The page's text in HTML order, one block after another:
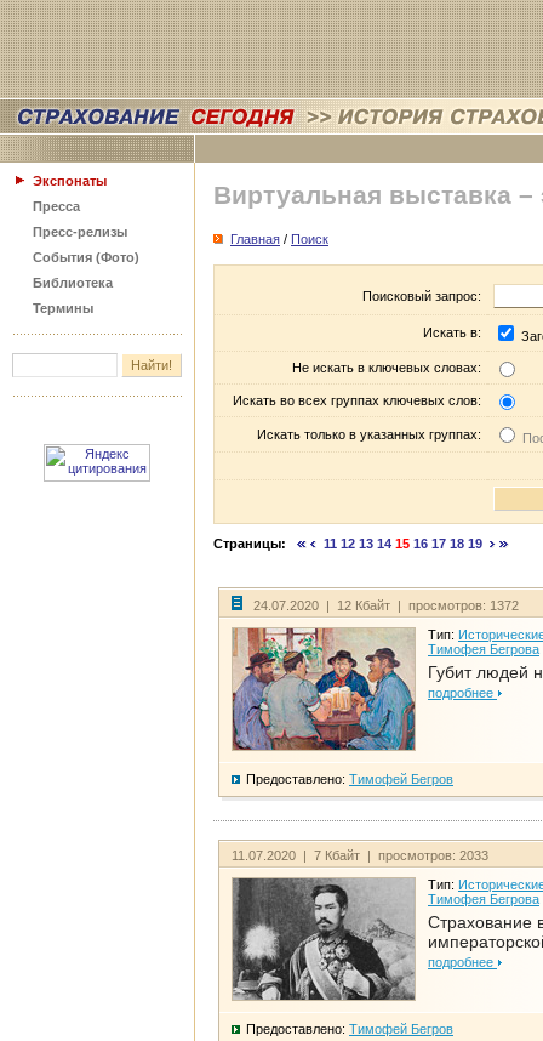
Экспонаты
Пресса
Пресс-релизы
События (Фото)
Библиотека
Термины
Виртуальная выставка –
Главная / Поиск
Поисковый запрос:
Искать в:
Не искать в ключевых словах:
Искать во всех группах ключевых слов:
Искать только в указанных группах:
Страницы: 11 12 13 14 15 16 17 18 19
24.07.2020 | 12 Кбайт | просмотров: 1372
Тип:
Тимофея Бегрова
Губит людей
подробнее
Предоставлено: Тимофей Бегров
11.07.2020 | 7 Кбайт | просмотров: 2033
Тип:
Тимофея Бегрова
Страхование
подробнее
Предоставлено: Тимофей Бегров